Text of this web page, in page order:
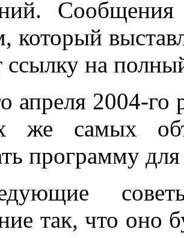
Сообщения
который
ссылку на
апреля 2004-го
же самых
программу для
так, что оно